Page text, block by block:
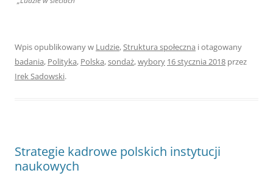
Wpis opublikowany w Ludzie,Struktura społeczna i otagowany
badania, Polityka, Polska,sondaż,wybory 16 stycznia 2018 przez
Irek Sadowski.
Strategie kadrowe polskich instytucji
naukowych